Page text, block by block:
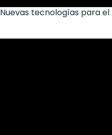
Nuevas tecnologías para